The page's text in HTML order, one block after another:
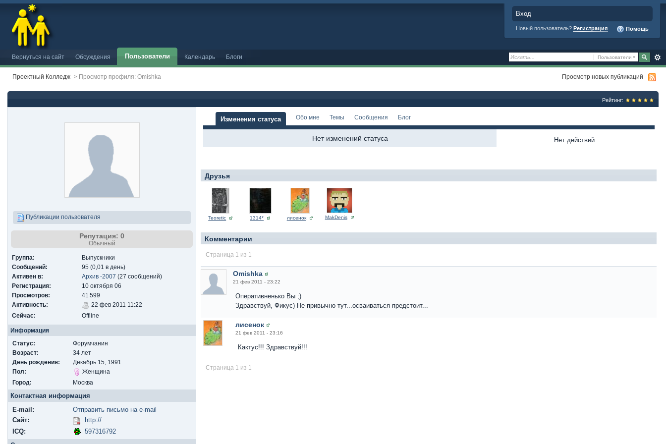
Вход
Новый пользователь? Регистрация Помощь
Пользователи
Вернуться на сайт Обсуждения Пользователи Календарь Блоги
Проектный Колледж > Просмотр профиля: Omishka Просмотр новых публикаций
Рейтинг:
Публикации пользователя
Репутация: 0
Обычный
Группа:
Выпускники
Сообщений:
95 (0,01 в день)
Активен в:
Архив -2007 (27 сообщений)
Регистрация:
10 октября 06
Просмотров:
41 599
Активность:
22 фев 2011 11:22
Сейчас:
Offline
Информация
Статус:
Форумчанин
Возраст:
34 лет
День рождения:
Декабрь 15, 1991
Пол:
Женщина
Город:
Москва
Контактная информация
E-mail:
Отправить письмо на e-mail
Сайт:
http://
ICQ:
597316792
Изменения статуса Обо мне Темы Сообщения Блог
Нет изменений статуса Нет действий
Друзья
Teoretic 1314* лисенок MakDenis
Комментарии
Страница 1 из 1
Omishka
21 фев 2011 - 23:22
Оперативненько Вы ;)
Здравствуй, Фикус) Не привычно тут...осваиваться предстоит...
лисенок
21 фев 2011 - 23:16
Кактус!!! Здравствуй!!!
Страница 1 из 1